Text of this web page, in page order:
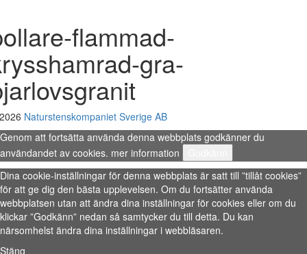
flammad-
gra-
Naturstenskompaniet Sverige AB
Genom att fortsätta använda denna webbplats godkänner du
användandet av cookies. mer information
Dina cookie-inställningar för denna webbplats är satt till ”tillåt cookies”
för att ge dig den bästa upplevelsen. Om du fortsätter använda
webbplatsen utan att ändra dina inställningar för cookies eller om du
klickar ”Godkänn” nedan så samtycker du till detta. Du kan
närsomhelst ändra dina inställningar i webbläsaren.
Stäng